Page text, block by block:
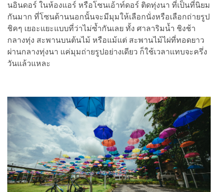
นอินดอร์ ในห้องแอร์ หรือโซนเอ้าท์ดอร์ ติดทุ่งนา ที่เป็นที่นิยม
กันมาก ที่โซนด้านนอกนั้นจะมีมุมให้เลือกนั่งหรือเลือกถ่ายรูป
ชิคๆ เยอะแยะแบบที่ว่าไม่ซ้ำกันเลย ทั้ง ศาลาริมน้ำ ชิงช้า
กลางทุ่ง สะพานบนต้นไม้ หรือแม้แต่ สะพานไม้ไผ่ที่ทอดยาว
ผ่านกลางทุ่งนา แค่มุมถ่ายรูปอย่างเดียว ก็ใช้เวลาแทบจะครึ่ง
วันแล้วแหละ